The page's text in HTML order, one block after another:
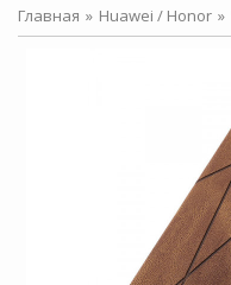
Главная Huawei / Honor